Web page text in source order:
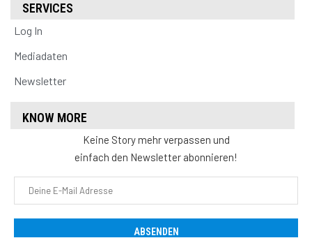
SERVICES
Log In
Mediadaten
Newsletter
KNOW MORE
Keine Story mehr verpassen und
einfach den Newsletter abonnieren!